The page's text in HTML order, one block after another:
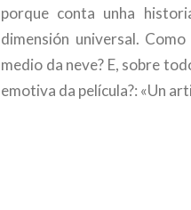
porque conta unha
dimensión universal.
medio da neve? E, sobre
emotiva da película?: «Un